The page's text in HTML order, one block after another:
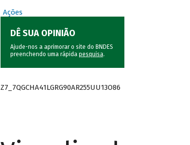
Ações
DÊ SUA OPINIÃO
Ajude-nos a aprimorar o site do BNDES
preenchendo uma rápida pesquisa.
Z7_7QGCHA41LGRG90AR255UU13O86